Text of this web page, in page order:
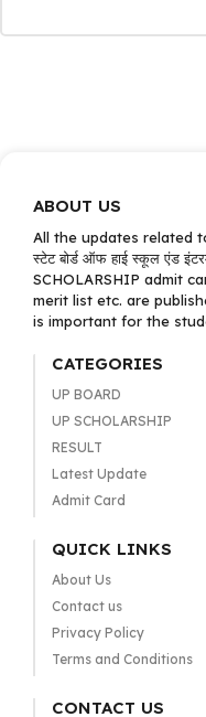
ABOUT US
All the updates related
स्टेट बोर्ड ऑफ हाई स्कूल एंड
SCHOLARSHIP admit
merit list etc. are
is important for the
CATEGORIES
UP BOARD
UP SCHOLARSHIP
RESULT
Latest Update
Admit Card
QUICK LINKS
About Us
Contact us
Privacy Policy
Terms and Conditions
CONTACT US